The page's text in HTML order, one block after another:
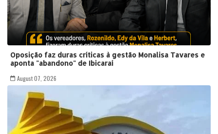
Oposição faz duras críticas à gestão Monalisa Tavares e
aponta "abandono" de Ibicaraí
August 07, 2026